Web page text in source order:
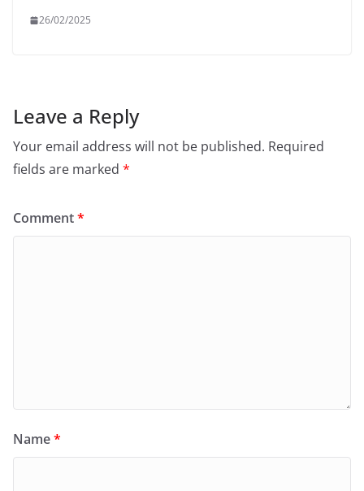
26/02/2025
Leave a Reply
Your email address will not be published. Required
fields are marked *
Comment*
Name*